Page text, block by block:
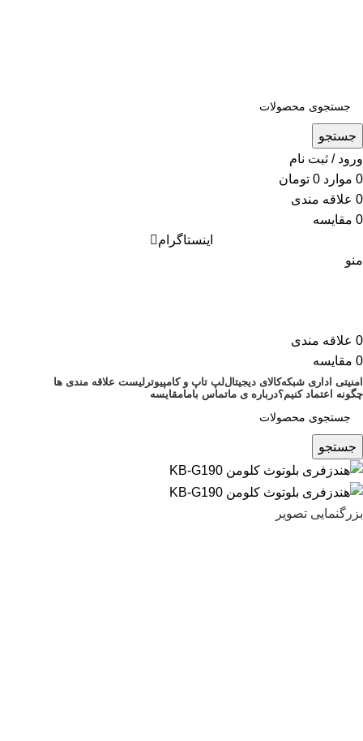
جستجو
ورود / ثبت نام
0 موارد 0 تومان
0 علاقه مندی
0 مقایسه
اینستاگرام
منو
0 علاقه مندی
0 مقایسه
امنیتی اداری شبکهکالای دیجیتاللپ تاپ و کامپیوتر لیست علاقه مندی ها
چگونه اعتماد کنیم؟درباره ی ماتماس بامامقایسه
جستجو
بزرگنمایی تصویر